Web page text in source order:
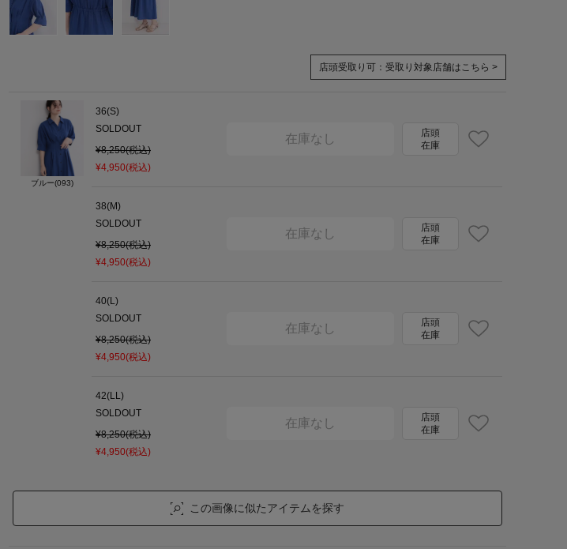
店頭受取り可： 受取り対象店舗はこちら >
ブルー(093)
36(S)
SOLDOUT
¥8,250(税込)
¥4,950(税込)
在庫なし
店頭
在庫
38(M)
SOLDOUT
¥8,250(税込)
¥4,950(税込)
在庫なし
店頭
在庫
40(L)
SOLDOUT
¥8,250(税込)
¥4,950(税込)
在庫なし
店頭
在庫
42(LL)
SOLDOUT
¥8,250(税込)
¥4,950(税込)
在庫なし
店頭
在庫
この画像に似たアイテムを探す